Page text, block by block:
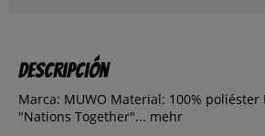
Descripción
Marca: MUWO Material: 100% poliéster
"Nations Together"... mehr